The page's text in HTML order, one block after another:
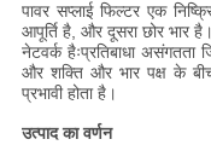
पावर सप्लाई फिल्टर एक
आपूर्ति है, और दूसरा छोर भार
नेटवर्क हैःप्रतिबाधा
और शक्ति और भार पक्ष के
प्रभावी होता है।
उत्पाद का वर्णन